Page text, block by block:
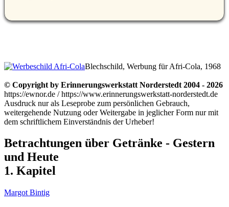
Blechschild, Werbung für Afri-Cola, 1968
© Copyright by Erinnerungswerkstatt Norderstedt 2004 - 2026
https://ewnor.de / https://www.erinnerungswerkstatt-norderstedt.de
Ausdruck nur als Leseprobe zum persönlichen Gebrauch,
weitergehende Nutzung oder Weitergabe in jeglicher Form nur mit
dem schriftlichem Einverständnis der Urheber!
Betrachtungen über Getränke - Gestern
und Heute
1. Kapitel
Margot Bintig